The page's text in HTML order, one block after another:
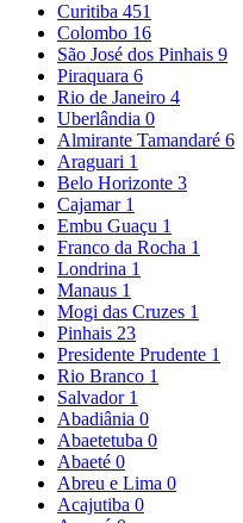
Curitiba 451
Colombo 16
São José dos Pinhais 9
Piraquara 6
Rio de Janeiro 4
Uberlândia 0
Almirante Tamandaré 6
Araguari 1
Belo Horizonte 3
Cajamar 1
Embu Guaçu 1
Franco da Rocha 1
Londrina 1
Manaus 1
Mogi das Cruzes 1
Pinhais 23
Presidente Prudente 1
Rio Branco 1
Salvador 1
Abadiânia 0
Abaetetuba 0
Abaeté 0
Abreu e Lima 0
Acajutiba 0